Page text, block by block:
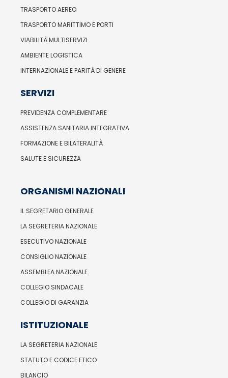
TRASPORTO AEREO
TRASPORTO MARITTIMO E PORTI
VIABILITÀ MULTISERVIZI
AMBIENTE LOGISTICA
INTERNAZIONALE E PARITÀ DI GENERE
SERVIZI
PREVIDENZA COMPLEMENTARE
ASSISTENZA SANITARIA INTEGRATIVA
FORMAZIONE E BILATERALITÀ
SALUTE E SICUREZZA
ORGANISMI NAZIONALI
IL SEGRETARIO GENERALE
LA SEGRETERIA NAZIONALE
ESECUTIVO NAZIONALE
CONSIGLIO NAZIONALE
ASSEMBLEA NAZIONALE
COLLEGIO SINDACALE
COLLEGIO DI GARANZIA
ISTITUZIONALE
LA SEGRETERIA NAZIONALE
STATUTO E CODICE ETICO
BILANCIO